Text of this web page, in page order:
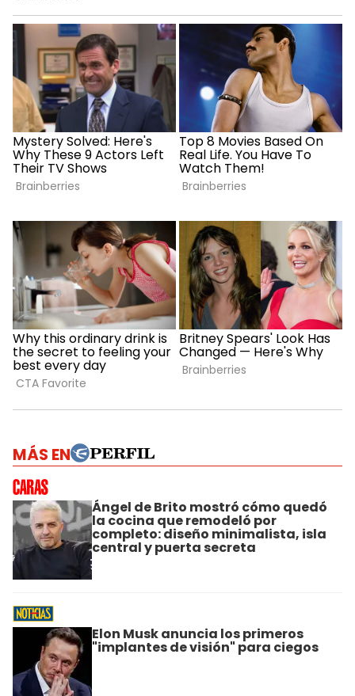
MÁS EN
Ángel de Brito mostró cómo quedó
la cocina que remodeló por
completo: diseño minimalista, isla
central y puerta secreta
Elon Musk anuncia los primeros
"implantes de visión" para ciegos